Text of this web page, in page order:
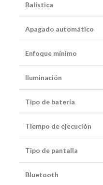
Balística
Apagado automático
Enfoque mínimo
Iluminación
Tipo de batería
Tiempo de ejecución
Tipo de pantalla
Bluetooth